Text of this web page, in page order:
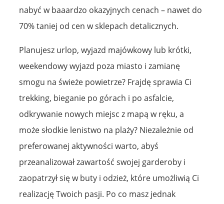
nabyć w baaardzo okazyjnych cenach – nawet do
70% taniej od cen w sklepach detalicznych.
Planujesz urlop, wyjazd majówkowy lub krótki,
weekendowy wyjazd poza miasto i zamianę
smogu na świeże powietrze? Frajdę sprawia Ci
trekking, bieganie po górach i po asfalcie,
odkrywanie nowych miejsc z mapą w ręku, a
może słodkie lenistwo na plaży? Niezależnie od
preferowanej aktywności warto, abyś
przeanalizował zawartość swojej garderoby i
zaopatrzył się w buty i odzież, które umożliwią Ci
realizację Twoich pasji. Po co masz jednak